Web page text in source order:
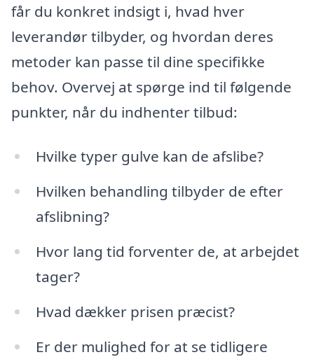
får du konkret indsigt i, hvad hver
leverandør tilbyder, og hvordan deres
metoder kan passe til dine specifikke
behov. Overvej at spørge ind til følgende
punkter, når du indhenter tilbud:
Hvilke typer gulve kan de afslibe?
Hvilken behandling tilbyder de efter
afslibning?
Hvor lang tid forventer de, at arbejdet
tager?
Hvad dækker prisen præcist?
Er der mulighed for at se tidligere